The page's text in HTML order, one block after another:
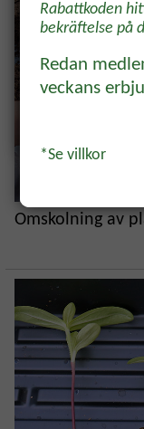
Omskolning av
inkorgen.
Rabattkoden
bekräftelse på
Redan
veckans
*Se villkor